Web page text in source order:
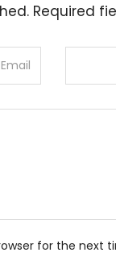
Required
for the next